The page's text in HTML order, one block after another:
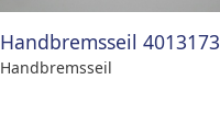
Handbremsseil 4013173
Handbremsseil